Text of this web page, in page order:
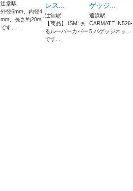
辻堂駅
外径6mm、内径4
mm、長さ約20m
です。 ...
レス...
辻堂駅
【商品】 ISM! ま
るルーバーカバー
です...
ゲッジ...
追浜駅
CARMATE IN526-
5 バゲッジネッ...